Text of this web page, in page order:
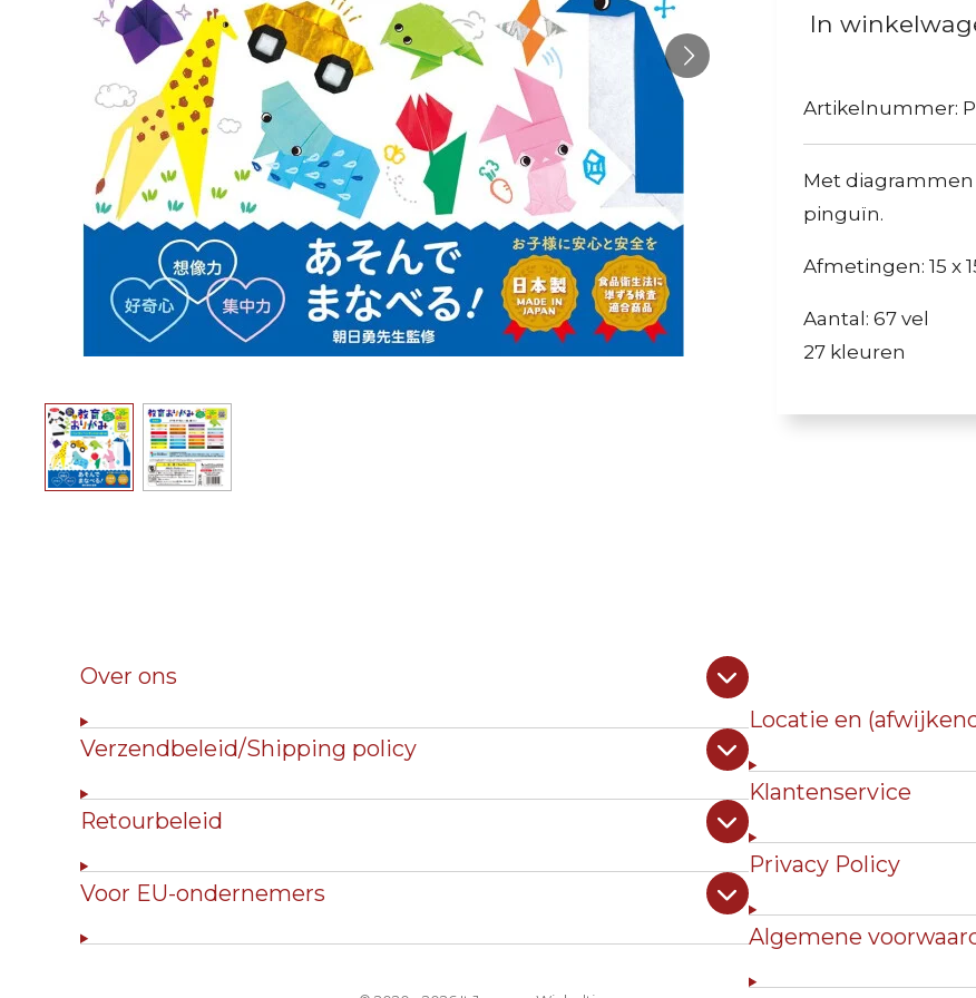
In
Artikelnummer:
Met
pinguïn.
Afmetingen: 15 x
Aantal: 67 vel
27 kleuren
Over ons
Verzendbeleid/Shipping policy
Retourbeleid
Voor EU-ondernemers
Locatie en
Klantenservice
Privacy Policy
Algemene